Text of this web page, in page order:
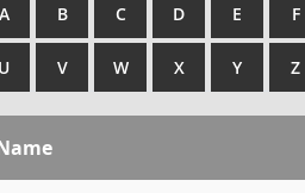
A B C D E F
U V W X Y Z